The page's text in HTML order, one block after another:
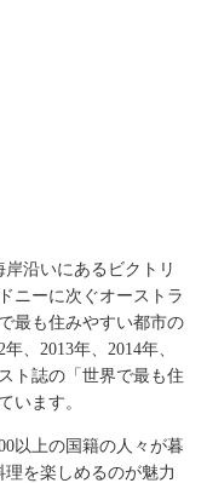
沿いにあるビクトリ
ニーに次ぐオーストラ
最も住みやすい都市の
、2013年、2014年、
ト誌の「世界で最も住
います。
以上の国籍の人々が暮
を楽しめるのが魅力